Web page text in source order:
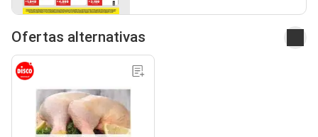
Ofertas alternativas